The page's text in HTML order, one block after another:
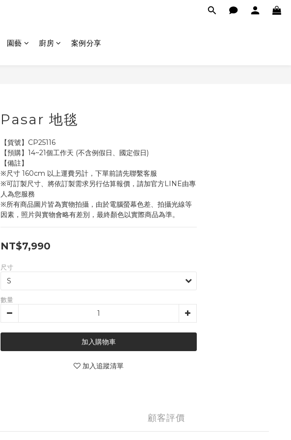
園藝 廚房 案例分享
Pasar 地毯
【貨號】CP25116
【預購】14~21個工作天 (不含例假日、國定假日)
【備註】
※尺寸 160cm 以上運費另計，下單前請先聯繫客服
※可訂製尺寸、將依訂製需求另行估算報價，請加官方LINE由專
人為您服務
※所有商品圖片皆為實物拍攝，由於電腦螢幕色差、拍攝光線等
因素，照片與實物會略有差別，最終顏色以實際商品為準。
NT$7,990
尺寸
數量
加入購物車
加入追蹤清單
顧客評價